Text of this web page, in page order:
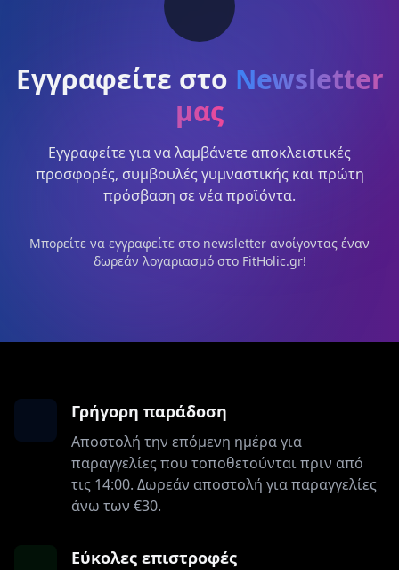
Εγγραφείτε στο Newsletter
μας
Εγγραφείτε για να λαμβάνετε αποκλειστικές
προσφορές, συμβουλές γυμναστικής και πρώτη
πρόσβαση σε νέα προϊόντα.
Μπορείτε να εγγραφείτε στο newsletter ανοίγοντας έναν
δωρεάν λογαριασμό στο FitHolic.gr!
Γρήγορη παράδοση
Αποστολή την επόμενη ημέρα για
παραγγελίες που τοποθετούνται πριν από
τις 14:00. Δωρεάν αποστολή για παραγγελίες
άνω των €30.
Εύκολες επιστροφές